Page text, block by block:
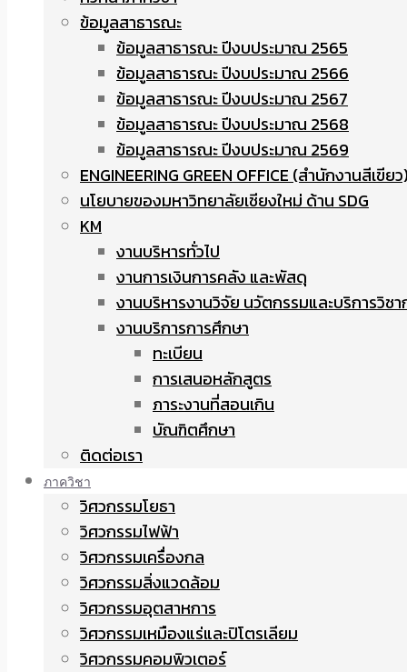
ข้อมูลสาธารณะ
ข้อมูลสาธารณะ ปีงบประมาณ 2565
ข้อมูลสาธารณะ ปีงบประมาณ 2566
ข้อมูลสาธารณะ ปีงบประมาณ 2567
ข้อมูลสาธารณะ ปีงบประมาณ 2568
ข้อมูลสาธารณะ ปีงบประมาณ 2569
ENGINEERING GREEN OFFICE (สำนักงานสีเขีย
นโยบายของมหาวิทยาลัยเชียงใหม่ ด้าน SDG
KM
งานบริหารทั่วไป
งานการเงินการคลัง และพัสดุ
งานบริหารงานวิจัย นวัตกรรมและบริการวิชา
งานบริการการศึกษา
ทะเบียน
การเสนอหลักสูตร
ภาระงานที่สอนเกิน
บัณฑิตศึกษา
ติดต่อเรา
ภาควิชา
วิศวกรรมโยธา
วิศวกรรมไฟฟ้า
วิศวกรรมเครื่องกล
วิศวกรรมสิ่งแวดล้อม
วิศวกรรมอุตสาหการ
วิศวกรรมเหมืองแร่และปิโตรเลียม
วิศวกรรมคอมพิวเตอร์